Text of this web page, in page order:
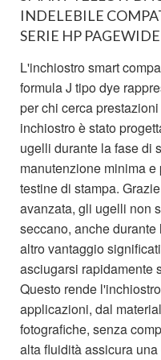
INDELEBILE
SERIE HP PAGEWIDE
L'inchiostro smart
formula J tipo dye
per chi cerca
inchiostro è stato
ugelli durante la fase di
manutenzione minima
testine di stampa.
avanzata, gli ugelli non
seccano, anche
altro vantaggio
asciugarsi rapidamente
Questo rende
applicazioni, dal
fotografiche, senza
alta fluidità assicura